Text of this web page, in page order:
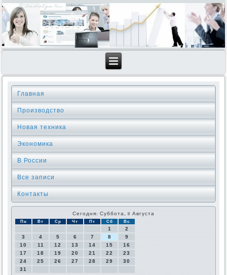
Главная
Производство
Новая техника
Экономика
В России
Все записи
Контакты
Сегодня: Суббота, 8 Августа
Пн Вт Ср Чт Пт Сб Вс
1
2
3
4 5 6 7 8
9
10
11 12 13 14 15
16
17
18 19 20 21 22
23
24
25 26 27 28 29
30
31